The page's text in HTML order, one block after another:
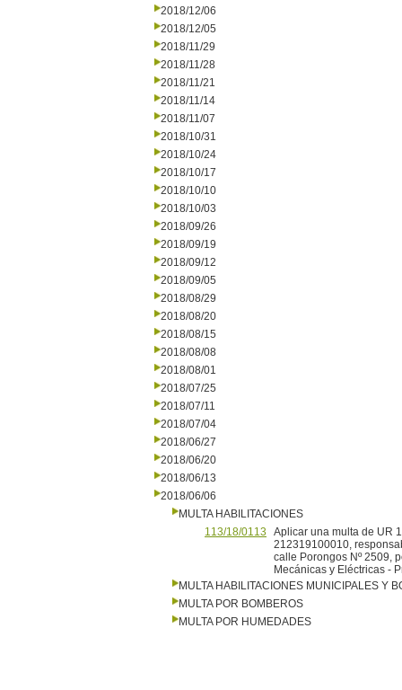
2018/12/06
2018/12/05
2018/11/29
2018/11/28
2018/11/21
2018/11/14
2018/11/07
2018/10/31
2018/10/24
2018/10/17
2018/10/10
2018/10/03
2018/09/26
2018/09/19
2018/09/12
2018/09/05
2018/08/29
2018/08/20
2018/08/15
2018/08/08
2018/08/01
2018/07/25
2018/07/11
2018/07/04
2018/06/27
2018/06/20
2018/06/13
2018/06/06
MULTA HABILITACIONES
113/18/0113
Aplicar una multa de UR
212319100010,
calle Porongos Nº 2509,
Mecánicas y Eléctricas -
MULTA HABILITACIONES MUNICIPALES Y
MULTA POR BOMBEROS
MULTA POR HUMEDADES